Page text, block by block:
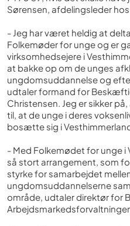
Sørensen, afdelingsleder hos
- Jeg har været heldig at
Folkemøder for unge og er
virksomhedsejere i
at bakke op om de unges
ungdomsuddannelse og
udtaler formand for
Christensen. Jeg er sikker
til, at de unge i deres
bosætte sig i
- Med Folkemødet for unge i
så stort arrangement, som
styrke for samarbejdet
ungdomsuddannelserne
område, udtaler direktør for